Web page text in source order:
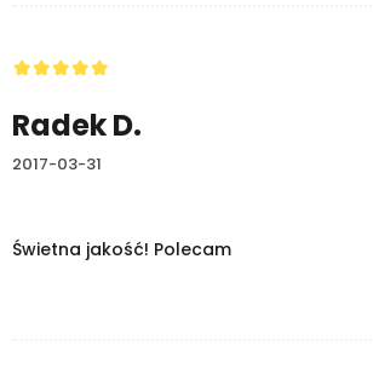
Radek D.
2017-03-31
Świetna jakość! Polecam